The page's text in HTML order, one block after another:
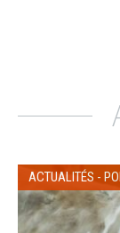
ACTUALITÉS -